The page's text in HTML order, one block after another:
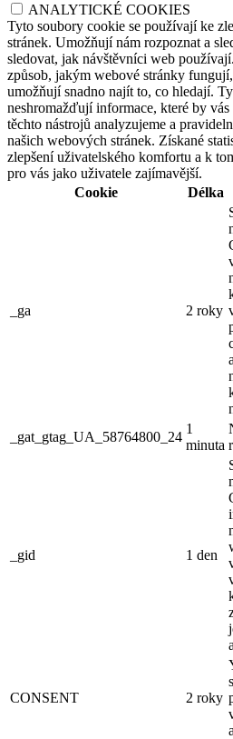
ANALYTICKÉ COOKIES
Tyto soubory cookie se používají ke
stránek. Umožňují nám rozpoznat a
sledovat, jak návštěvníci web
způsob, jakým webové stránky
umožňují snadno najít to, co hledají.
neshromažďují informace, které by
těchto nástrojů analyzujeme a
našich webových stránek. Získané
zlepšení uživatelského komfortu a k
pro vás jako uživatele zajímavější.
Cookie
Délka
_ga 2 roky
_gat_gtag_UA_58764800_24
1
minuta
_gid 1 den
CONSENT 2 roky